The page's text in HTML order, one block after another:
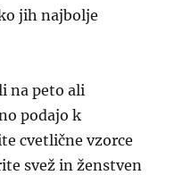
jih najbolje
na peto ali
podajo k
cvetlične vzorce
svež in ženstven